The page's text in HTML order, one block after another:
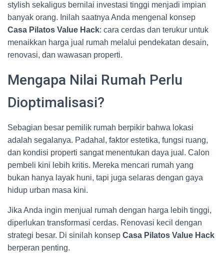
stylish sekaligus bernilai investasi tinggi menjadi impian
banyak orang. Inilah saatnya Anda mengenal konsep
Casa Pilatos Value Hack: cara cerdas dan terukur untuk
menaikkan harga jual rumah melalui pendekatan desain,
renovasi, dan wawasan properti.
Mengapa Nilai Rumah Perlu
Dioptimalisasi?
Sebagian besar pemilik rumah berpikir bahwa lokasi
adalah segalanya. Padahal, faktor estetika, fungsi ruang,
dan kondisi properti sangat menentukan daya jual. Calon
pembeli kini lebih kritis. Mereka mencari rumah yang
bukan hanya layak huni, tapi juga selaras dengan gaya
hidup urban masa kini.
Jika Anda ingin menjual rumah dengan harga lebih tinggi,
diperlukan transformasi cerdas. Renovasi kecil dengan
strategi besar. Di sinilah konsep Casa Pilatos Value Hack
berperan penting.